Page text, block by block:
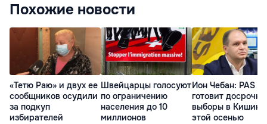
Похожие новости
«Тетю Раю» и двух ее
сообщников осудили
за подкуп
избирателей
Швейцарцы голосуют
по ограничению
населения до 10
миллионов
Ион Чебан: PAS
готовит
выборы в
этой осенью